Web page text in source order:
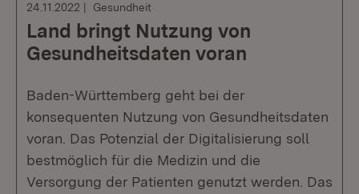
24.11.2022 Gesundheit
Land bringt Nutzung von
Gesundheitsdaten voran
Baden-Württemberg geht bei der
konsequenten Nutzung von Gesundheitsdaten
voran. Das Potenzial der Digitalisierung soll
bestmöglich für die Medizin und die
Versorgung der Patienten genutzt werden. Das